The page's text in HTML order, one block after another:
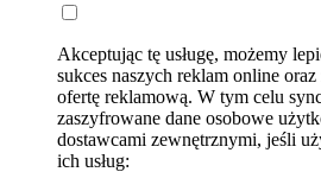
Akceptując tę usługę, możemy
sukces naszych reklam online
ofertę reklamową. W tym celu
zaszyfrowane dane osobowe
dostawcami zewnętrznymi, jeśli
ich usług: